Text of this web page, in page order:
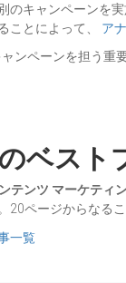
のキャンペーンを
ことによって、
ア
ンペーンを担う重
ベスト
テンツ マーケティ
20ページからなる
一覧